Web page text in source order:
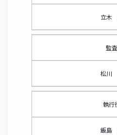
立木
監
松
執行
飯島